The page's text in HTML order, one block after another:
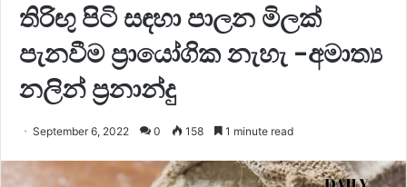
තිරිඟු පිටි සඳහා පාලන මිලක්
පැනවීම ප්‍රායෝගික නැහැ -අමාත්‍ය
නලින් ප්‍රනාන්දු
September 6, 2022 0 158 1 minute read